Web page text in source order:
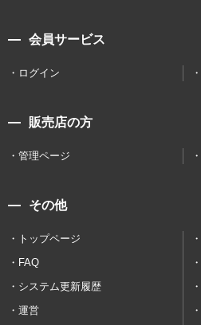
会員サービス
ログイン
販売店の方
管理ページ
その他
トップページ
FAQ
システム更新履歴
運営